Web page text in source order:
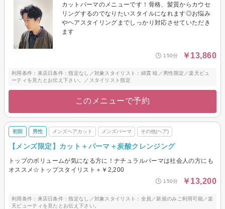
カットパーマのメニューです！骨格、髪質からカウセ
リングするのでなりたいスタイルになれます◎お悩み
やヘアスタイリングまでしっかり対応させていただき
ます
150分 ￥13,860
利用条件：来店日条件：指定なし／対象スタイリスト：綿貫 暁／男性限定／楽天ビュ
ーティを見たとお伝え下さい。／スタイリスト指定
このメニューで予約
初回 男性 メンズヘアカット メンズパーマ その他(ヘア)
【メンズ限定】カット＋パーマ＋炭酸クレンジング
トップのボリュームが気になる方に！ナチュラルパーマは社会人の方にも
オススメ☆トップスタイリスト＋￥2,200
150分 ￥13,200
利用条件：来店日条件：指定なし／対象スタイリスト：全員／新規のみご利用可能／楽
天ビューティを見たとお伝え下さい。